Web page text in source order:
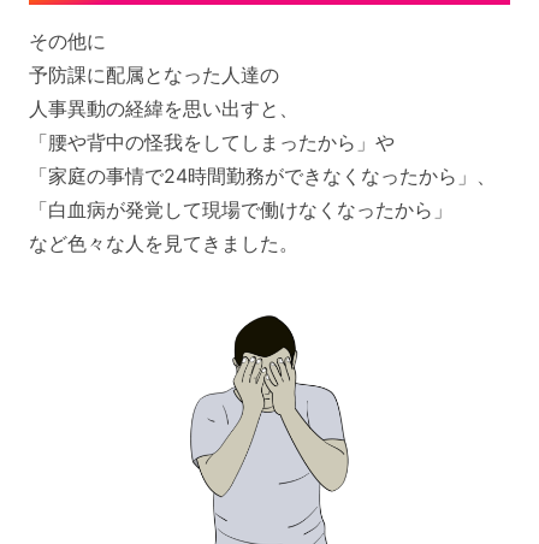
その他に
予防課に配属となった人達の
人事異動の経緯を思い出すと、
「腰や背中の怪我をしてしまったから」や
「家庭の事情で24時間勤務ができなくなったから」、
「白血病が発覚して現場で働けなくなったから」
など色々な人を見てきました。